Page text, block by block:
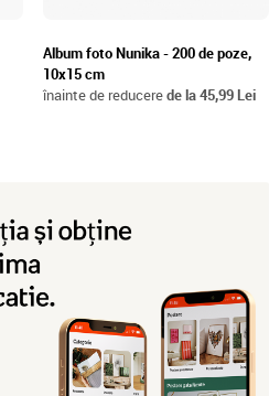
Album foto Nunika - 200 de poze,
10x15 cm
înainte de reducerede la 45,99 Lei